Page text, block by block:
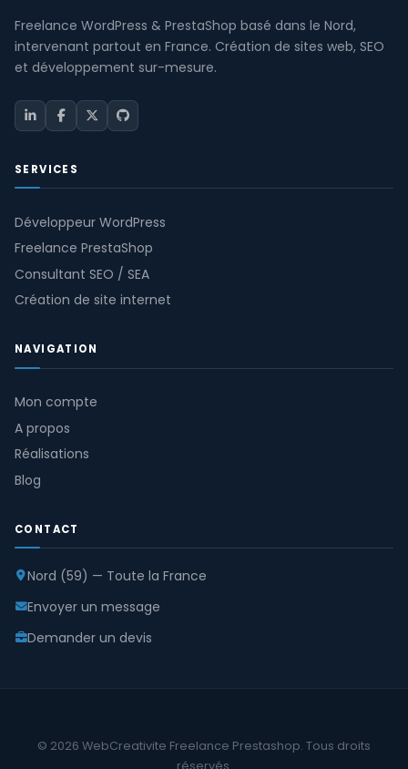
Freelance WordPress & PrestaShop basé dans le Nord,
intervenant partout en France. Création de sites web, SEO
et développement sur-mesure.
SERVICES
Développeur WordPress
Freelance PrestaShop
Consultant SEO / SEA
Création de site internet
NAVIGATION
Mon compte
A propos
Réalisations
Blog
CONTACT
Nord (59) — Toute la France
Envoyer un message
Demander un devis
© 2026 WebCreativite Freelance Prestashop. Tous droits